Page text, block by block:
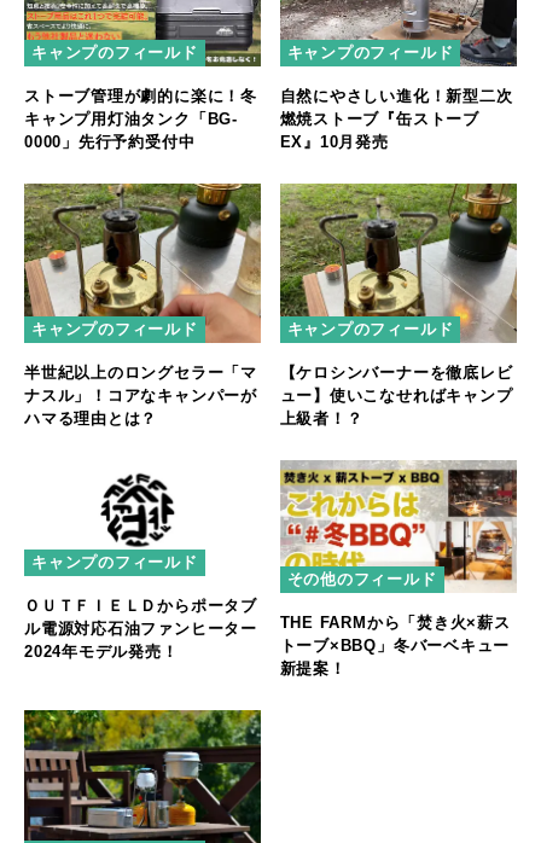
キャンプのフィールド
ストーブ管理が劇的に楽に！冬
キャンプ用灯油タンク「BG-
0000」先行予約受付中
キャンプのフィールド
自然にやさしい進化！新型二次
燃焼ストーブ『缶ストーブ
EX』10月発売
キャンプのフィールド
半世紀以上のロングセラー「マ
ナスル」！コアなキャンパーが
ハマる理由とは？
キャンプのフィールド
【ケロシンバーナーを徹底レビ
ュー】使いこなせればキャンプ
上級者！？
キャンプのフィールド
ＯＵＴＦＩＥＬＤからポータブ
ル電源対応石油ファンヒーター
2024年モデル発売！
その他のフィールド
THE FARMから「焚き火×薪ス
トーブ×BBQ」冬バーベキュー
新提案！